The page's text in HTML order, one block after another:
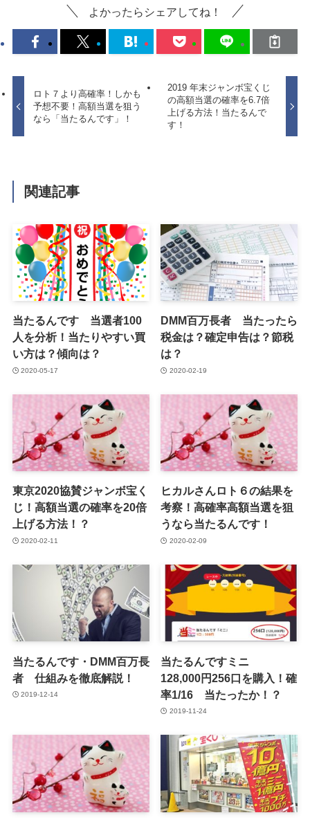
よかったらシェアしてね！
ロト７より高確率！しかも
予想不要！高額当選を狙う
なら「当たるんです」！
2019 年末ジャンボ宝くじ
の高額当選の確率を6.7倍
上げる方法！当たるんで
す！
関連記事
当たるんです 当選者100
人を分析！当たりやすい買
い方は？傾向は？
2020-05-17
DMM百万長者 当たったら
税金は？確定申告は？節税
は？
2020-02-19
東京2020協賛ジャンボ宝く
じ！高額当選の確率を20倍
上げる方法！？
2020-02-11
ヒカルさんロト６の結果を
考察！高確率高額当選を狙
うなら当たるんです！
2020-02-09
当たるんです・DMM百万長
者 仕組みを徹底解説！
2019-12-14
当たるんですミニ
128,000円256口を購入！確
率1/16 当たったか！？
2019-11-24